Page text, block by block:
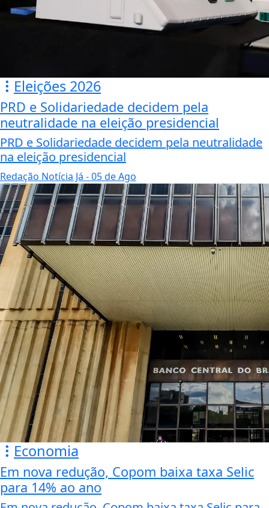
Eleições 2026
PRD e Solidariedade decidem pela
neutralidade na eleição presidencial
PRD e Solidariedade decidem pela neutralidade
na eleição presidencial
Redação Notícia Já - 05 de Ago
Economia
Em nova redução, Copom baixa taxa Selic
para 14% ao ano